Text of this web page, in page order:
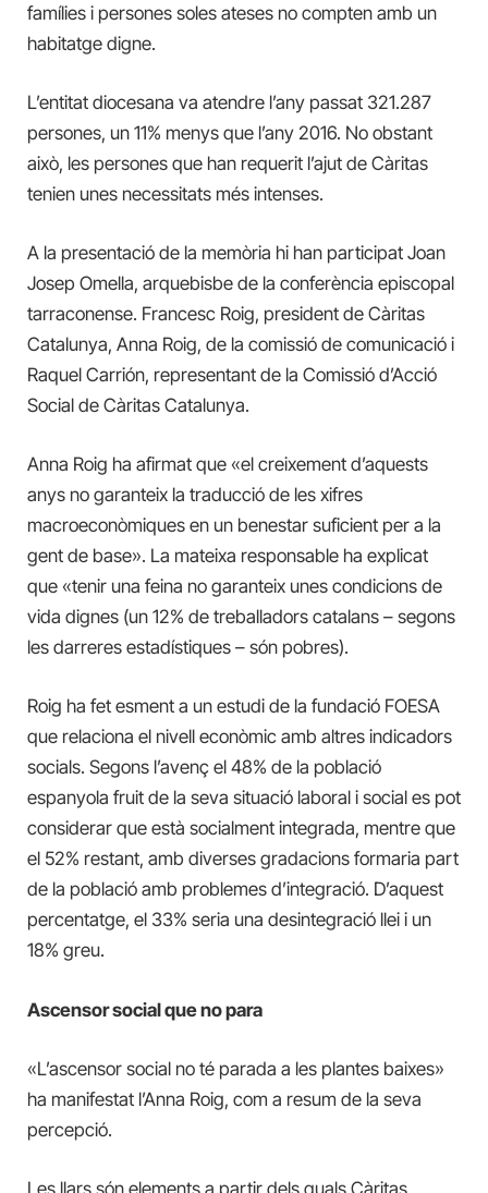
famílies i persones soles ateses no compten amb un
habitatge digne.
L’entitat diocesana va atendre l’any passat 321.287
persones, un 11% menys que l’any 2016. No obstant
això, les persones que han requerit l’ajut de Càritas
tenien unes necessitats més intenses.
A la presentació de la memòria hi han participat Joan
Josep Omella, arquebisbe de la conferència episcopal
tarraconense. Francesc Roig, president de Càritas
Catalunya, Anna Roig, de la comissió de comunicació i
Raquel Carrión, representant de la Comissió d’Acció
Social de Càritas Catalunya.
Anna Roig ha afirmat que «el creixement d’aquests
anys no garanteix la traducció de les xifres
macroeconòmiques en un benestar suficient per a la
gent de base». La mateixa responsable ha explicat
que «tenir una feina no garanteix unes condicions de
vida dignes (un 12% de treballadors catalans – segons
les darreres estadístiques – són pobres).
Roig ha fet esment a un estudi de la fundació FOESA
que relaciona el nivell econòmic amb altres indicadors
socials. Segons l’avenç el 48% de la població
espanyola fruit de la seva situació laboral i social es pot
considerar que està socialment integrada, mentre que
el 52% restant, amb diverses gradacions formaria part
de la població amb problemes d’integració. D’aquest
percentatge, el 33% seria una desintegració llei i un
18% greu.
Ascensor social que no para
«L’ascensor social no té parada a les plantes baixes»
ha manifestat l’Anna Roig, com a resum de la seva
percepció.
Les llars són elements a partir dels quals Càritas